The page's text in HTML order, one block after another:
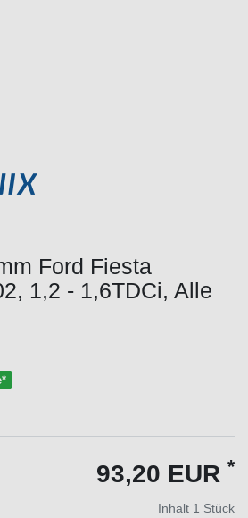
Ford Fiesta
1,2 - 1,6TDCi, Alle
93,20 EUR *
Inhalt 1 Stück